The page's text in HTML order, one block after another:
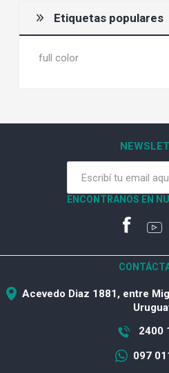
Etiquetas populares
full color
ENCONTRANOS EN
Acevedo Diaz 1881, entre
2400
097